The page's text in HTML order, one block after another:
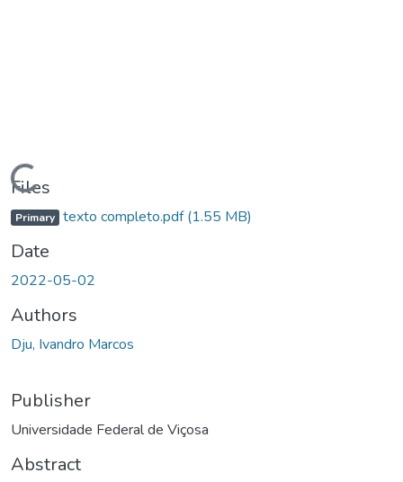
Files
Primary texto completo.pdf(1.55 MB)
Date
2022-05-02
Authors
Dju, Ivandro Marcos
Publisher
Universidade Federal de Viçosa
Abstract